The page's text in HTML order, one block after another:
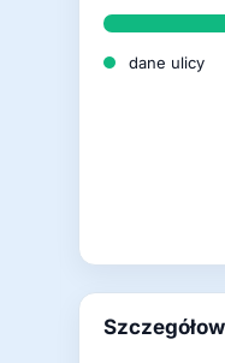
dane ulicy